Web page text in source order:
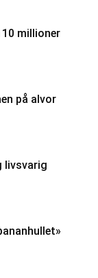
10 millioner
på alvor
livsvarig